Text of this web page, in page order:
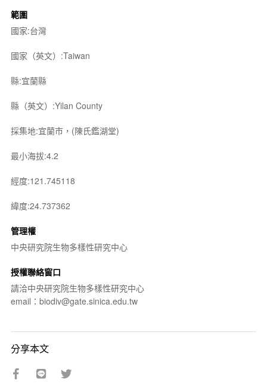
範圍
國家:台灣
國家（英文）:Taiwan
縣:宜蘭縣
縣（英文）:Yilan County
採集地:宜蘭市，(陳氏鑑湖堂)
最小海拔:4.2
經度:121.745118
緯度:24.737362
管理權
中央研究院生物多樣性研究中心
授權聯絡窗口
請洽中央研究院生物多樣性研究中心
email：biodiv@gate.sinica.edu.tw
分享本文